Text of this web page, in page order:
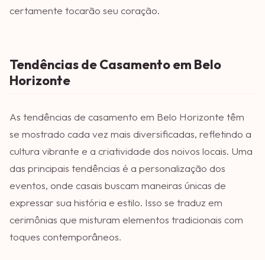
certamente tocarão seu coração.
Tendências de Casamento em Belo
Horizonte
As tendências de casamento em Belo Horizonte têm
se mostrado cada vez mais diversificadas, refletindo a
cultura vibrante e a criatividade dos noivos locais. Uma
das principais tendências é a personalização dos
eventos, onde casais buscam maneiras únicas de
expressar sua história e estilo. Isso se traduz em
cerimônias que misturam elementos tradicionais com
toques contemporâneos.